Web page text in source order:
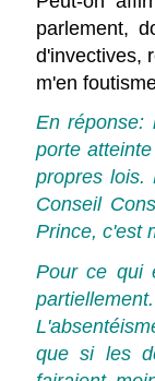
parlement,
d'invectives,
m'en
En réponse:
porte
propres lois.
Conseil
Prince, c'est
Pour ce qui
que si les